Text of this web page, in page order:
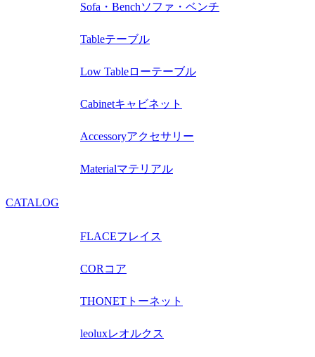
Sofa・Benchソファ・ベンチ
Tableテーブル
Low Tableローテーブル
Cabinetキャビネット
Accessoryアクセサリー
Materialマテリアル
CATALOG
FLACEフレイス
COR コア
THONET トーネット
leoluxレオルクス